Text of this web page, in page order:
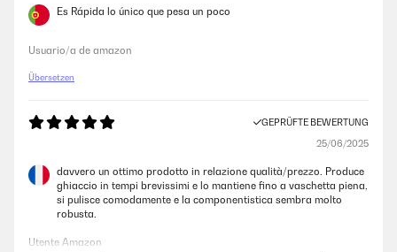
Es Rápida lo único que pesa un poco
Usuario/a de amazon
Übersetzen
GEPRÜFTE BEWERTUNG
25/06/2025
davvero un ottimo prodotto in relazione qualità/prezzo. Produce
ghiaccio in tempi brevissimi e lo mantiene fino a vaschetta piena,
si pulisce comodamente e la componentistica sembra molto
robusta.
Utente Amazon